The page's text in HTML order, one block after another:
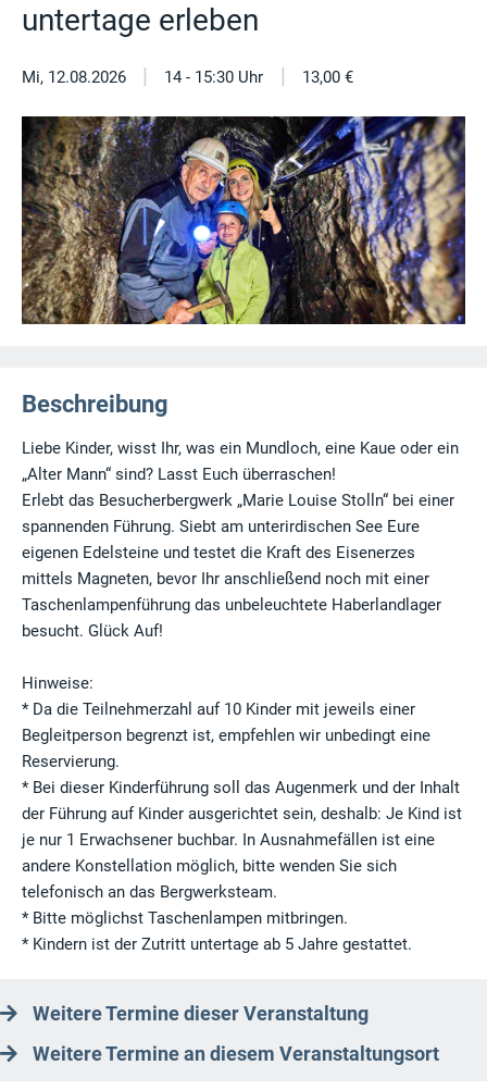
untertage erleben
Mi, 12.08.2026 | 14 - 15:30 Uhr | 13,00 €
Beschreibung
Liebe Kinder, wisst Ihr, was ein Mundloch, eine Kaue oder ein
„Alter Mann“ sind? Lasst Euch überraschen!
Erlebt das Besucherbergwerk „Marie Louise Stolln“ bei einer
spannenden Führung. Siebt am unterirdischen See Eure
eigenen Edelsteine und testet die Kraft des Eisenerzes
mittels Magneten, bevor Ihr anschließend noch mit einer
Taschenlampenführung das unbeleuchtete Haberlandlager
besucht. Glück Auf!
Hinweise:
* Da die Teilnehmerzahl auf 10 Kinder mit jeweils einer
Begleitperson begrenzt ist, empfehlen wir unbedingt eine
Reservierung.
* Bei dieser Kinderführung soll das Augenmerk und der Inhalt
der Führung auf Kinder ausgerichtet sein, deshalb: Je Kind ist
je nur 1 Erwachsener buchbar. In Ausnahmefällen ist eine
andere Konstellation möglich, bitte wenden Sie sich
telefonisch an das Bergwerksteam.
* Bitte möglichst Taschenlampen mitbringen.
* Kindern ist der Zutritt untertage ab 5 Jahre gestattet.
Weitere Termine dieser Veranstaltung
Weitere Termine an diesem Veranstaltungsort